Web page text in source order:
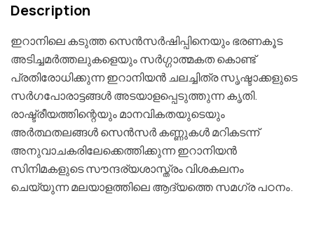
Description
ഇറാനിലെ കടുത്ത സെൻസർഷിപ്പിനെയും ഭരണകൂട
അടിച്ചമർത്തലുകളെയും സർഗ്ഗാത്മകത കൊണ്ട്
പ്രതിരോധിക്കുന്ന ഇറാനിയൻ ചലച്ചിത്ര സൃഷ്ടാക്കളുടെ
സർഗപോരാട്ടങ്ങൾ അടയാളപ്പെടുത്തുന്ന കൃതി.
രാഷ്ട്രീയത്തിന്റെയും മാനവികതയുടെയും
അർത്ഥതലങ്ങൾ സെൻസർ കണ്ണുകൾ മറികടന്ന്
അനുവാചകരിലേക്കെത്തിക്കുന്ന ഇറാനിയൻ
സിനിമകളുടെ സൗന്ദര്യശാസ്ത്രം വിശകലനം
ചെയ്യുന്ന മലയാളത്തിലെ ആദ്യത്തെ സമഗ്ര പഠനം.